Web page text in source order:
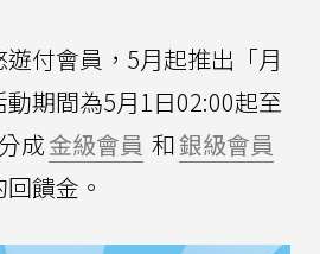
付會員，5月起推出「月
期間為5月1日02:00起至
成金級會員 和銀級會員
饋金。